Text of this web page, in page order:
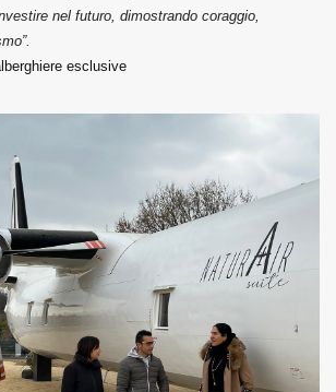
nel futuro, dimostrando coraggio,
esclusive